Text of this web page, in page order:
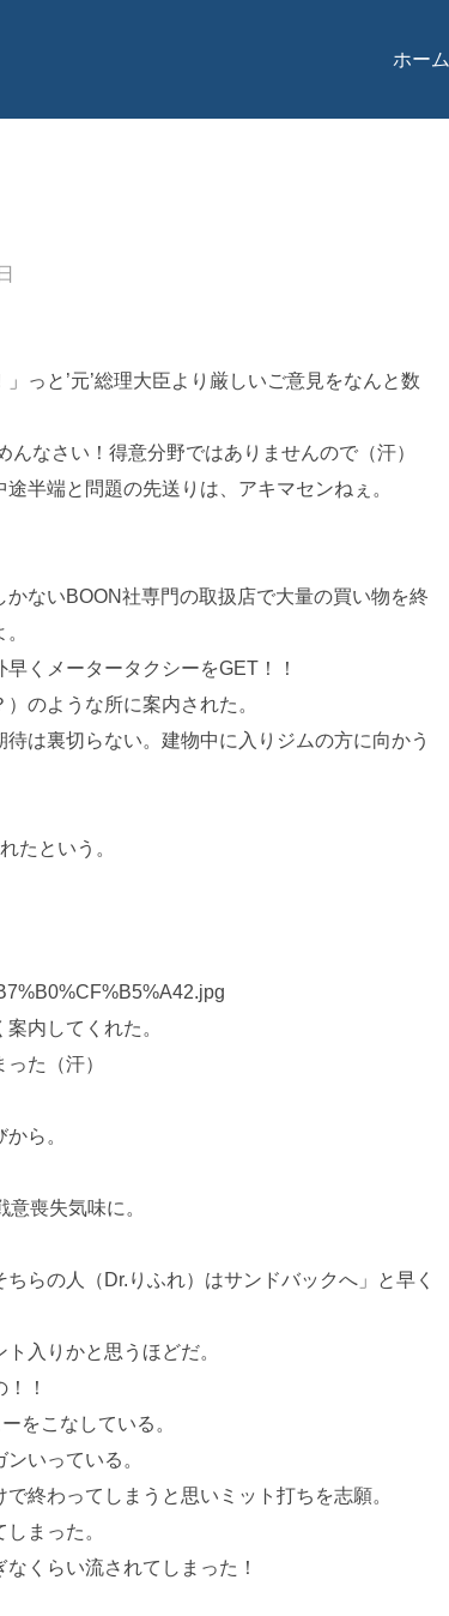
ホーム
っと’元’総理大臣より厳しいご意見をなんと数
なさい！得意分野ではありませんので（汗）
半端と問題の先送りは、アキマセンねぇ。
ないBOON社専門の取扱店で大量の買い物を終
くメータータクシーをGET！！
のような所に案内された。
は裏切らない。建物中に入りジムの方に向かう
たという。
内してくれた。
た（汗）
ら。
喪失気味に。
らの人（Dr.りふれ）はサンドバックへ」と早く
入りかと思うほどだ。
！
をこなしている。
いっている。
終わってしまうと思いミット打ちを志願。
まった。
くらい流されてしまった！